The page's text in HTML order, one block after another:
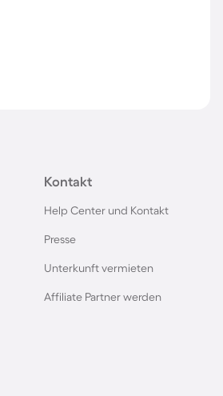
Kontakt
Help Center und Kontakt
Presse
Unterkunft vermieten
Affiliate Partner werden